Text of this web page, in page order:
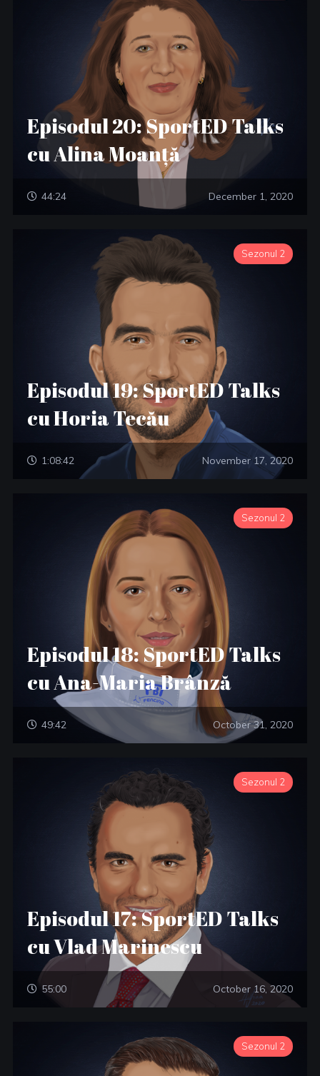
Episodul 20: SportED Talks
cu Alina Moanță
44:24 December 1, 2020
Sezonul 2
Episodul 19: SportED Talks
cu Horia Tecău
1:08:42 November 17, 2020
Sezonul 2
Episodul 18: SportED Talks
cu Ana-Maria Brânză
49:42 October 31, 2020
Sezonul 2
Episodul 17: SportED Talks
cu Vlad Marinescu
55:00 October 16, 2020
Sezonul 2